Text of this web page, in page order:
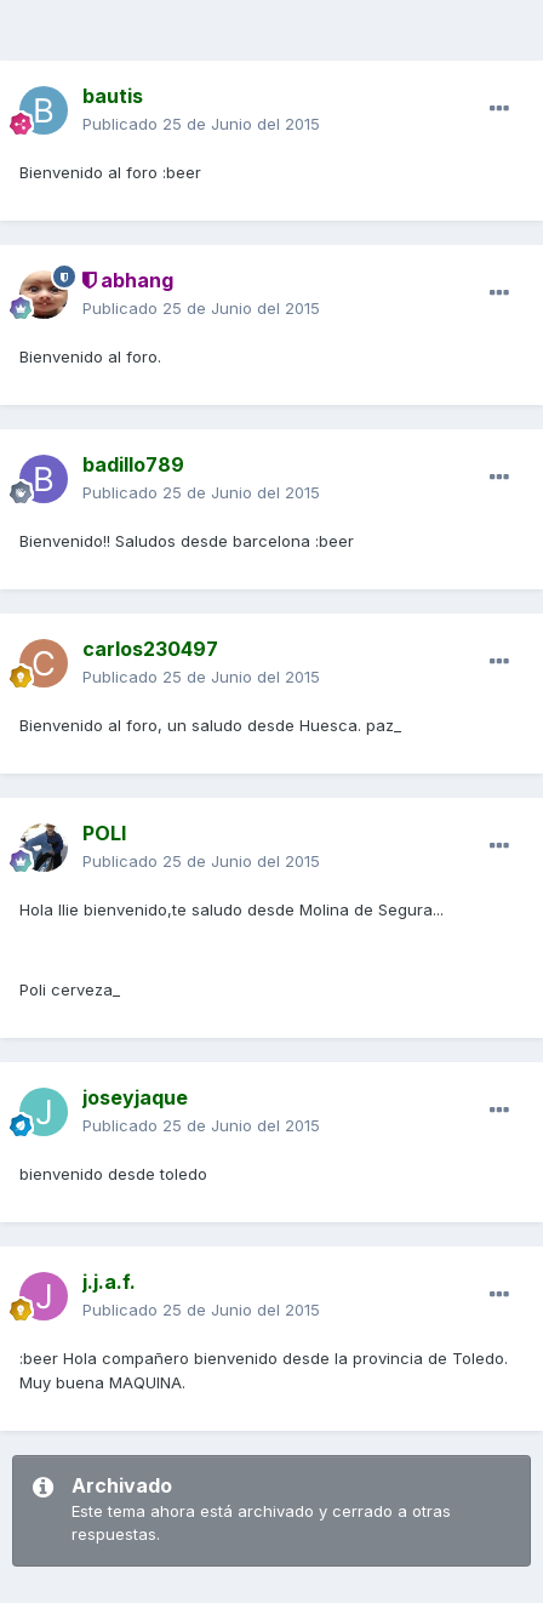
bautis
Publicado 25 de Junio del 2015
Bienvenido al foro :beer
abhang
Publicado 25 de Junio del 2015
Bienvenido al foro.
badillo789
Publicado 25 de Junio del 2015
Bienvenido!! Saludos desde barcelona :beer
carlos230497
Publicado 25 de Junio del 2015
Bienvenido al foro, un saludo desde Huesca. paz_
POLI
Publicado 25 de Junio del 2015
Hola Ilie bienvenido,te saludo desde Molina de Segura...
Poli cerveza_
joseyjaque
Publicado 25 de Junio del 2015
bienvenido desde toledo
j.j.a.f.
Publicado 25 de Junio del 2015
:beer Hola compañero bienvenido desde la provincia de Toledo.
Muy buena MAQUINA.
Archivado
Este tema ahora está archivado y cerrado a otras
respuestas.